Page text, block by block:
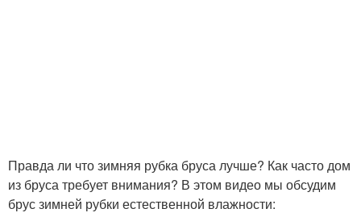
Правда ли что зимняя рубка бруса лучше? Как часто дом
из бруса требует внимания? В этом видео мы обсудим
брус зимней рубки естественной влажности: